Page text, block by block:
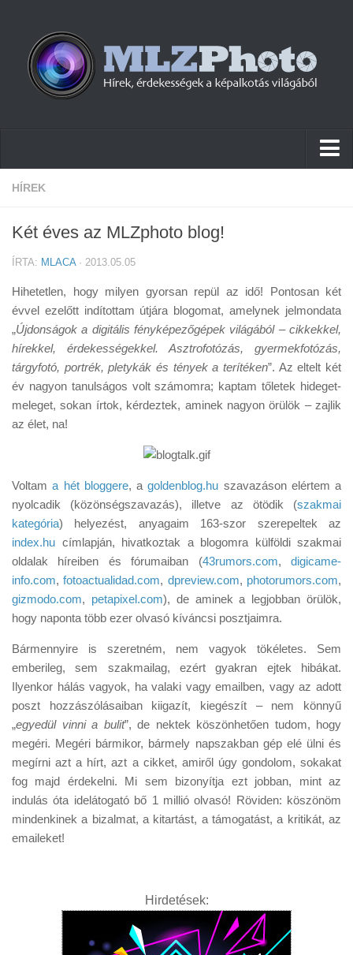
Hírek
Cikkek
Firmware
Tudástár
Tanácsok
Érdekességek
Helyszíni Riport
HÍREK
Két éves az MLZphoto blog!
ÍRTA: MLACA· 2013.05.05
Hihetetlen, hogy milyen gyorsan repül az idő! Pontosan két
évvel ezelőtt indítottam útjára blogomat, amelynek jelmondata
„Újdonságok a digitális fényképezőgépek világából – cikkekkel,
hírekkel, érdekességekkel. Asztrofotózás, gyermekfotózás,
tárgyfotó, portrék, pletykák és tények a terítéken”. Az eltelt két
év nagyon tanulságos volt számomra; kaptam tőletek hideget-
meleget, sokan írtok, kérdeztek, aminek nagyon örülök – zajlik
az élet, na!
Voltama hét bloggere, agoldenblog.hu szavazáson elértem a
nyolcadik (közönségszavazás), illetve az ötödik (szakmai
kategória) helyezést, anyagaim 163-szor szerepeltek az
index.hu címlapján, hivatkoztak a blogomra külföldi szakmai
oldalak híreiben és fórumaiban (43rumors.com,digicame-
info.com,fotoactualidad.com, dpreview.com, photorumors.com,
gizmodo.com, petapixel.com), de aminek a legjobban örülök,
hogy naponta több ezer olvasó kíváncsi posztjaimra.
Bármennyire is szeretném, nem vagyok tökéletes. Sem
emberileg, sem szakmailag, ezért gyakran ejtek hibákat.
Ilyenkor hálás vagyok, ha valaki vagy emailben, vagy az adott
poszt hozzászólásaiban kiigazít, kiegészít – nem könnyű
„egyedül vinni a bulit”, de nektek köszönhetően tudom, hogy
megéri. Megéri bármikor, bármely napszakban gép elé ülni és
megírni azt a hírt, azt a cikket, amiről úgy gondolom, sokakat
fog majd érdekelni. Mi sem bizonyítja ezt jobban, mint az
indulás óta idelátogató bő 1 millió olvasó! Röviden: köszönöm
mindenkinek a bizalmat, a kitartást, a támogatást, a kritikát, az
emaileket!
Hirdetések: